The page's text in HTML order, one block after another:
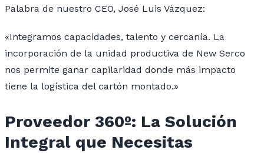
Palabra de nuestro CEO, José Luis Vázquez:
«Integramos capacidades, talento y cercanía. La
incorporación de la unidad productiva de New Serco
nos permite ganar capilaridad donde más impacto
tiene la logística del cartón montado.»
Proveedor 360º: La Solución
Integral que Necesitas